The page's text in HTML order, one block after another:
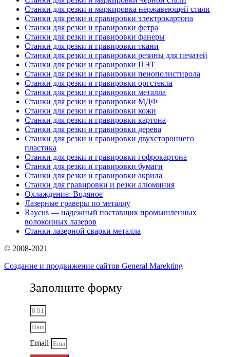
Станки для резки и маркировка нержавеющей стали
Станки для резки и гравировки электрокартона
Станки для резки и гравировки фетра
Станки для резки и гравировки фанеры
Станки для резки и гравировки ткани
Станки для резки и гравировки резины для печатей
Станки для резки и гравировки ПЭТ
Станки для резки и гравировки пенополистирола
Станки для резки и гравировки оргстекла
Станки для резки и гравировки металла
Станки для резки и гравировки МДФ
Станки для резки и гравировки кожи
Станки для резки и гравировки картона
Станки для резки и гравировки дерева
Станки для резки и гравировки двухстороннего
пластика
Станки для резки и гравировки гофрокартона
Станки для резки и гравировки бумаги
Станки для резки и гравировки акрила
Станки для гравировки и резки алюминия
Охлаждение: Водяное
Лазерные граверы по металлу
Raycus — надежный поставщик промышленных
волоконных лазеров
Cтанки лазерной сварки металла
© 2008-2021
Создание и продвижение сайтов General Marekting
Заполните форму
Email